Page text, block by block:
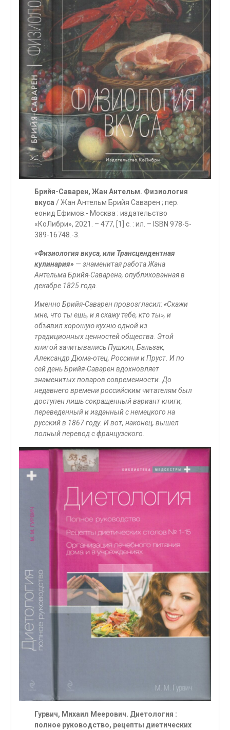
Брийя-Саварен, Жан Антельм. Физиология
вкуса / Жан Антельм Брийя Саварен ; пер.
еонид Ефимов.- Москва : издательство
«КоЛибри», 2021. – 477, [1] c. : ил. – ISBN 978-5-
389-16748.-3.
«Физиология вкуса, или Трансцендентная
кулинария»— знаменитая работа Жана
Антельма Брийя-Саварена, опубликованная в
декабре 1825 года.
Именно Брийя-Саварен провозгласил: «Скажи
мне, что ты ешь, и я скажу тебе, кто ты», и
объявил хорошую кухню одной из
традиционных ценностей общества. Этой
книгой зачитывались Пушкин, Бальзак,
Александр Дюма-отец, Россини и Пруст. И по
сей деньБрийя-Саварен вдохновляет
знаменитых поваров современности. До
недавнего времени российским читателям был
доступен лишь сокращенный вариант книги,
переведенный и изданный с немецкого на
русский в 1867 году. И вот, наконец, вышел
полный перевод с французского.
Гурвич, Михаил Меерович. Диетология :
полное руководство, рецепты диетических